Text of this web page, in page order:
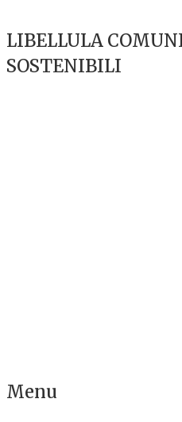
LIBELLULA
SOSTENIBILI
Menu